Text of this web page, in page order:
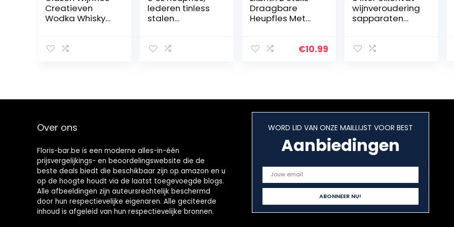
Creatieven
Wodka Whisky
Outdoor
lederen tinless
stalen
trechter
Draagbare
Heupfles Met
Fles Trechter,
Kamperen,
Barbecue, Bar,
Trechters)
€10.99
wijnveroudering
sapparaten
jenever vat
Over ons
Floris-bar.be is een moderne alles-in-één
prijsvergelijkings- en beoordelingswebsite die de
beste deals biedt die beschikbaar zijn op amazon en u
op de hoogte houdt via de laatst toegevoegde blogs.
Alle afbeeldingen zijn auteursrechtelijk beschermd
door hun respectievelijke eigenaren. Alle geciteerde
inhoud is afgeleid van hun respectievelijke bronnen.
WORD LID VAN ONZE MAILLIJST VOOR BEST
Aanbiedingen